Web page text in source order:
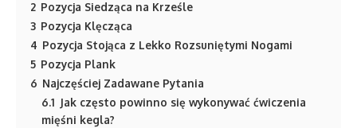
2 Pozycja Siedząca na Krześle
3 Pozycja Klęcząca
4 Pozycja Stojąca z Lekko Rozsuniętymi Nogami
5 Pozycja Plank
6 Najczęściej Zadawane Pytania
6.1 Jak często powinno się wykonywać ćwiczenia
mięśni kegla?